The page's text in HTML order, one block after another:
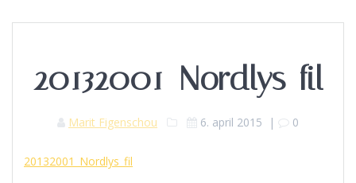
20132001_Nordlys_fil
Marit Figenschou 6. april 2015 | 0
20132001_Nordlys_fil